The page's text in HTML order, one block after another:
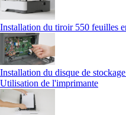
Installation du tiroir 550 feuilles
Installation du disque de
Utilisation de l'imprimante